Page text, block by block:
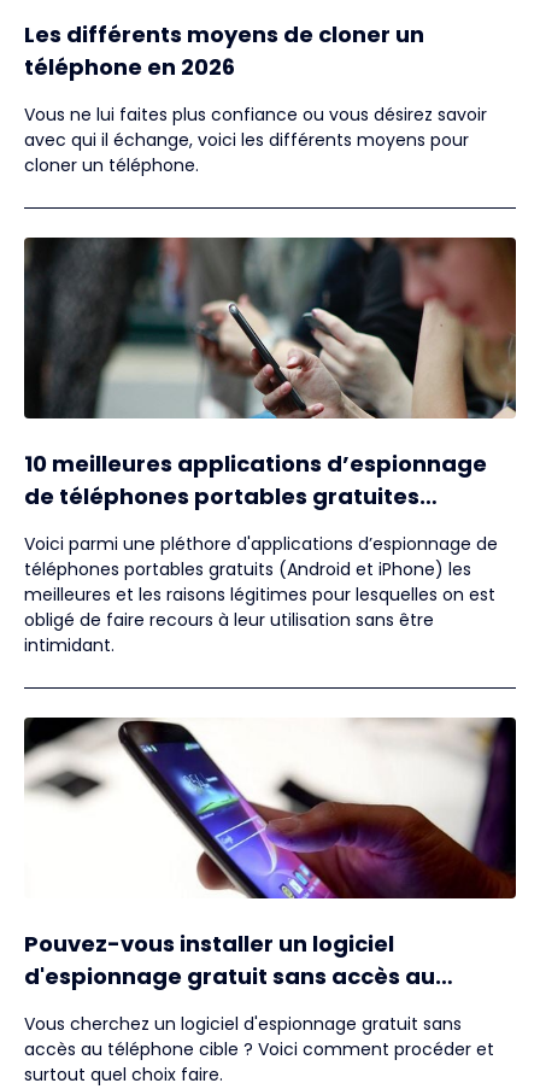
Les différents moyens de cloner un
téléphone en 2026
Vous ne lui faites plus confiance ou vous désirez savoir
avec qui il échange, voici les différents moyens pour
cloner un téléphone.
10 meilleures applications d’espionnage
de téléphones portables gratuites
(Android et iPhone)
Voici parmi une pléthore d'applications d’espionnage de
téléphones portables gratuits (Android et iPhone) les
meilleures et les raisons légitimes pour lesquelles on est
obligé de faire recours à leur utilisation sans être
intimidant.
Pouvez-vous installer un logiciel
d'espionnage gratuit sans accès au
téléphone ?
Vous cherchez un logiciel d'espionnage gratuit sans
accès au téléphone cible ? Voici comment procéder et
surtout quel choix faire.